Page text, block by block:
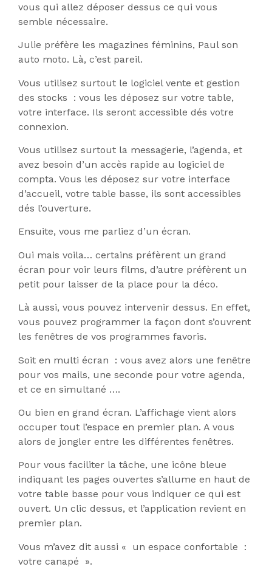
vous qui allez déposer dessus ce qui vous
semble nécessaire.
Julie préfère les magazines féminins, Paul son
auto moto. Là, c’est pareil.
Vous utilisez surtout le logiciel vente et gestion
des stocks : vous les déposez sur votre table,
votre interface. Ils seront accessible dés votre
connexion.
Vous utilisez surtout la messagerie, l’agenda, et
avez besoin d’un accès rapide au logiciel de
compta. Vous les déposez sur votre interface
d’accueil, votre table basse, ils sont accessibles
dés l’ouverture.
Ensuite, vous me parliez d’un écran.
Oui mais voila… certains préfèrent un grand
écran pour voir leurs films, d’autre préfèrent un
petit pour laisser de la place pour la déco.
Là aussi, vous pouvez intervenir dessus. En effet,
vous pouvez programmer la façon dont s’ouvrent
les fenêtres de vos programmes favoris.
Soit en multi écran : vous avez alors une fenêtre
pour vos mails, une seconde pour votre agenda,
et ce en simultané ….
Ou bien en grand écran. L’affichage vient alors
occuper tout l’espace en premier plan. A vous
alors de jongler entre les différentes fenêtres.
Pour vous faciliter la tâche, une icône bleue
indiquant les pages ouvertes s’allume en haut de
votre table basse pour vous indiquer ce qui est
ouvert. Un clic dessus, et l’application revient en
premier plan.
Vous m’avez dit aussi « un espace confortable :
votre canapé ».